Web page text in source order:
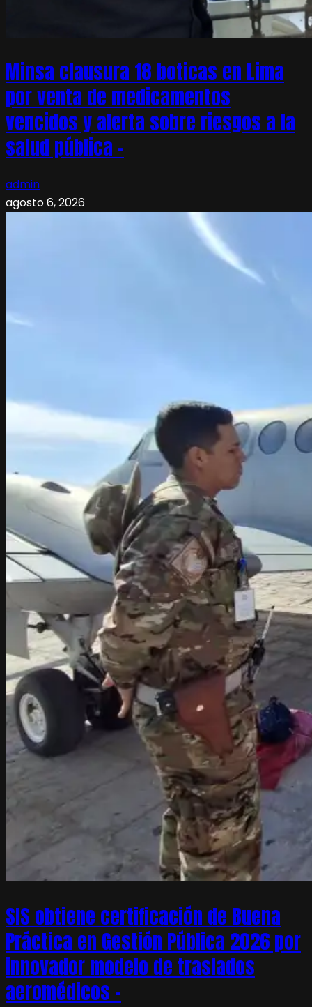
Minsa clausura 18 boticas en Lima
por venta de medicamentos
vencidos y alerta sobre riesgos a la
salud pública –
admin
agosto 6, 2026
SIS obtiene certificación de Buena
Práctica en Gestión Pública 2026 por
innovador modelo de traslados
aeromédicos –